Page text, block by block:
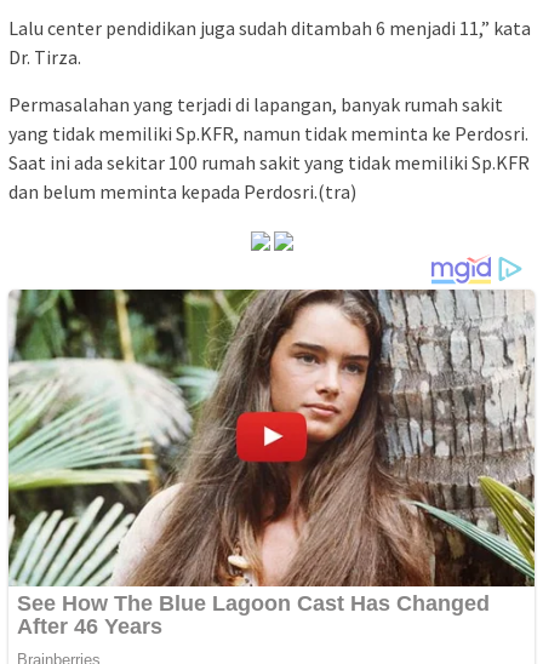
Lalu center pendidikan juga sudah ditambah 6 menjadi 11,” kata
Dr. Tirza.
Permasalahan yang terjadi di lapangan, banyak rumah sakit
yang tidak memiliki Sp.KFR, namun tidak meminta ke Perdosri.
Saat ini ada sekitar 100 rumah sakit yang tidak memiliki Sp.KFR
dan belum meminta kepada Perdosri.(tra)